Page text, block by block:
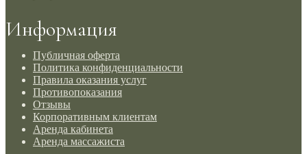
Информация
Публичная оферта
Политика конфиденциальности
Правила оказания услуг
Противопоказания
Отзывы
Корпоративным клиентам
Аренда кабинета
Аренда массажиста